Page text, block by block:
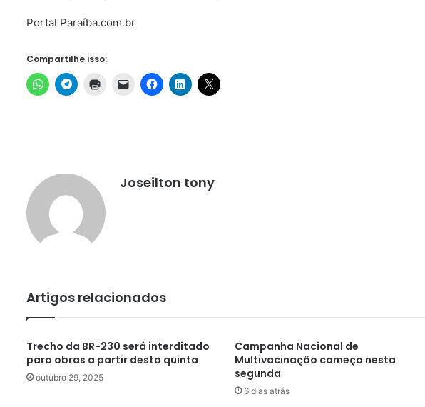
Portal Paraíba.com.br
Compartilhe isso:
Joseilton tony
Artigos relacionados
Trecho da BR-230 será interditado
para obras a partir desta quinta
outubro 29, 2025
Campanha Nacional de
Multivacinação começa nesta
segunda
6 dias atrás